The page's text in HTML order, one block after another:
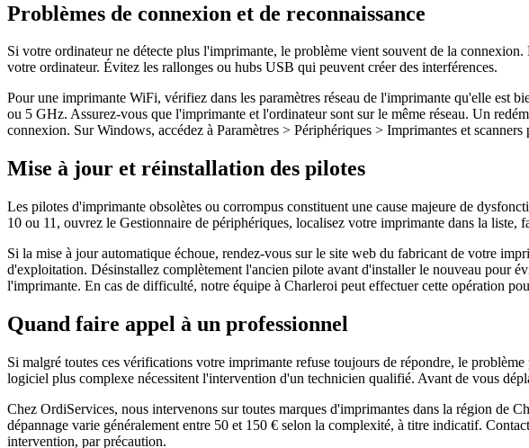
Problèmes de connexion et de reconnaissance
Si votre ordinateur ne détecte plus l'imprimante, le problème vient souvent de la
votre ordinateur. Évitez les rallonges ou hubs USB qui peuvent créer des interférences.
Pour une imprimante WiFi, vérifiez dans les paramètres réseau de l'imprimante qu'elle est
ou 5 GHz. Assurez-vous que l'imprimante et l'ordinateur sont sur le même réseau. Un
connexion. Sur Windows, accédez à Paramètres > Périphériques > Imprimantes et
Mise à jour et réinstallation des pilotes
Les pilotes d'imprimante obsolètes ou corrompus constituent une cause majeure de
10 ou 11, ouvrez le Gestionnaire de périphériques, localisez votre imprimante dans la
Si la mise à jour automatique échoue, rendez-vous sur le site web du fabricant de votre
d'exploitation. Désinstallez complètement l'ancien pilote avant d'installer le nouveau pour
l'imprimante. En cas de difficulté, notre équipe à Charleroi peut effectuer cette opération
Quand faire appel à un professionnel
Si malgré toutes ces vérifications votre imprimante refuse toujours de répondre, le
logiciel plus complexe nécessitent l'intervention d'un technicien qualifié. Avant de vous
Chez OrdiServices, nous intervenons sur toutes marques d'imprimantes dans la région de
dépannage varie généralement entre 50 et 150 € selon la complexité, à titre indicatif.
intervention, par précaution.